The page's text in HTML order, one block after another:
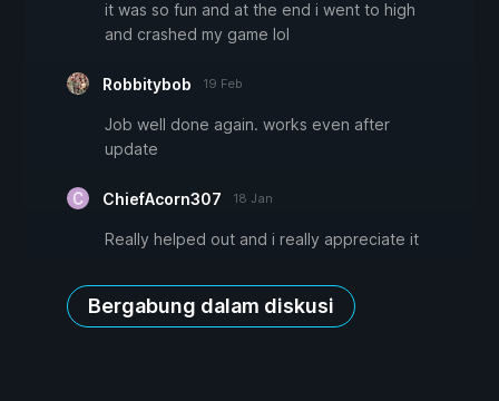
it was so fun and at the end i went to high
and crashed my game lol
Robbitybob 19 Feb
Job well done again. works even after
update
ChiefAcorn307 18 Jan
Really helped out and i really appreciate it
Bergabung dalam diskusi